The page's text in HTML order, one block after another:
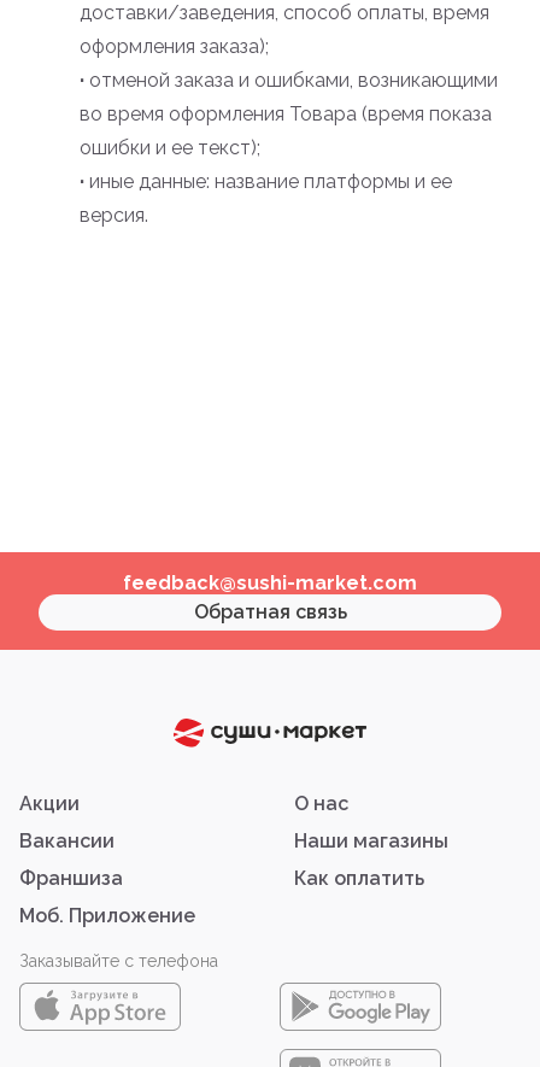
доставки/заведения, способ оплаты, время
оформления заказа);
· отменой заказа и ошибками, возникающими
во время оформления Товара (время показа
ошибки и ее текст);
· иные данные: название платформы и ее
версия.
feedback@sushi-market.com
Обратная связь
Акции
О нас
Вакансии
Наши магазины
Франшиза
Как оплатить
Моб. Приложение
Заказывайте с телефона